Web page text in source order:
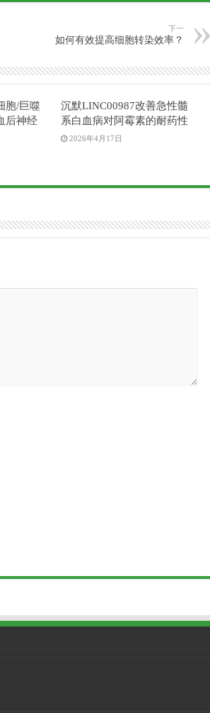
下一
如何有效提高细胞转染效率？
胞/巨噬
后神经
沉默LINC00987改善急性髓
系白血病对阿霉素的耐药性
2026年4月17日